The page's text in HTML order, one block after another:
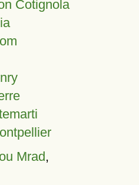
Cotignola
Mrad,